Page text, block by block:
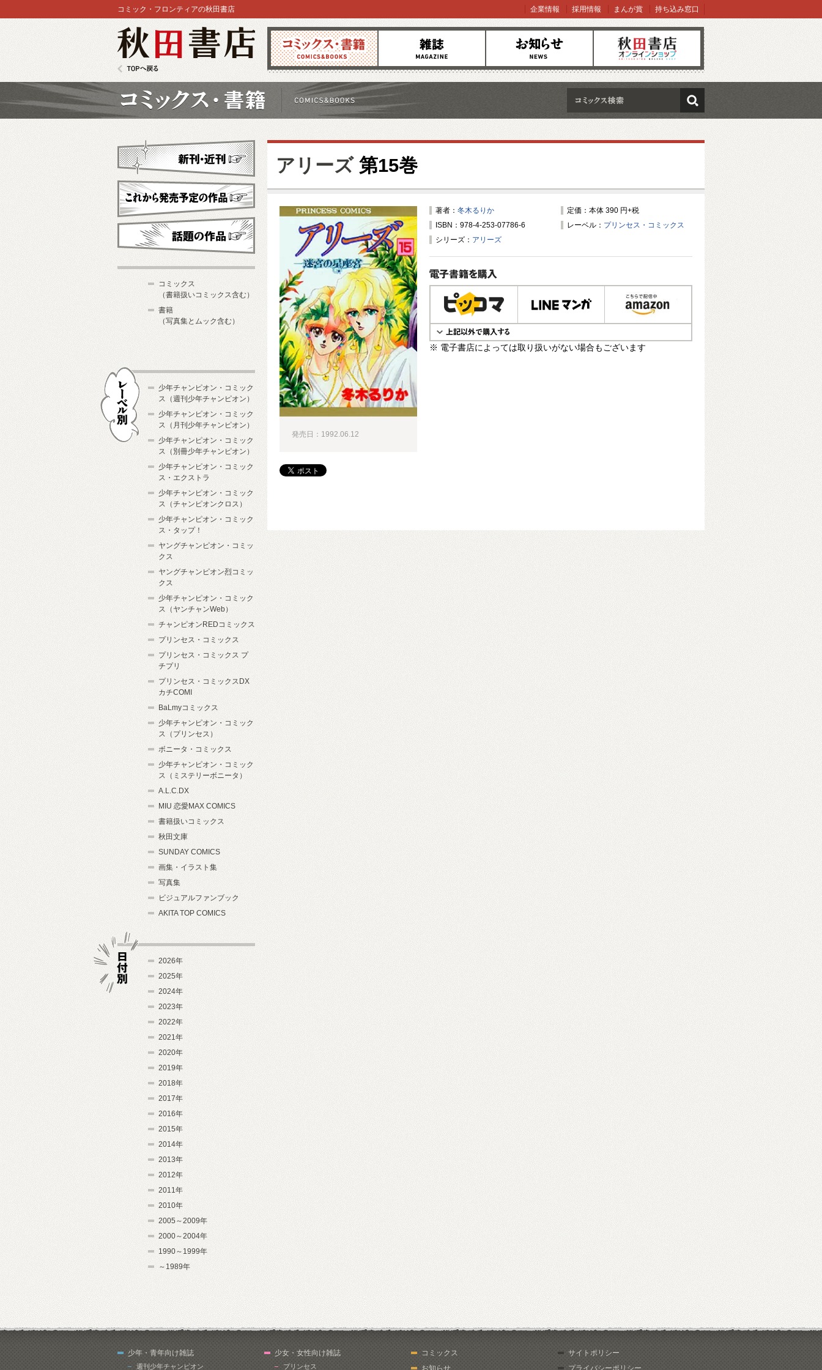
コミックス 雑誌 お知らせ オンラインショップ
コミック・フロンティアの秋田書店 企業情報 採用情報 まんが賞 持ち込み窓口
検索
アリーズ第15巻
著者： 冬木るりか
定価：本体 390 円+税
ISBN：978-4-253-07786-6
レーベル： プリンセス・コミックス
シリーズ： アリーズ
電子書籍で購入
※ 電子書店によっては取り扱いがない場合もございます
発売日：1992.06.12
新刊・近刊
これから発売予定
コミックス
（書籍扱いコミックス含む）
書籍
（写真集とムック含む）
少年チャンピオン・コミック
ス（週刊少年チャンピオン）
少年チャンピオン・コミック
ス（月刊少年チャンピオン）
少年チャンピオン・コミック
ス（別冊少年チャンピオン）
少年チャンピオン・コミック
ス・エクストラ
少年チャンピオン・コミック
ス（チャンピオンクロス）
少年チャンピオン・コミック
ス・タップ！
ヤングチャンピオン・コミッ
クス
ヤングチャンピオン烈コミッ
クス
少年チャンピオン・コミック
ス（ヤンチャンWeb）
チャンピオンREDコミックス
プリンセス・コミックス
プリンセス・コミックス プ
チプリ
プリンセス・コミックスDX
カチCOMI
BaLmyコミックス
少年チャンピオン・コミック
ス（プリンセス）
ボニータ・コミックス
少年チャンピオン・コミック
ス（ミステリーボニータ）
A.L.C.DX
MIU 恋愛MAX COMICS
書籍扱いコミックス
秋田文庫
SUNDAY COMICS
画集・イラスト集
写真集
ビジュアルファンブック
AKITA TOP COMICS
2026年
2025年
2024年
2023年
2022年
2021年
2020年
2019年
2018年
2017年
2016年
2015年
2014年
2013年
2012年
2011年
2010年
2005～2009年
2000～2004年
1990～1999年
～1989年
少年・青年向け雑誌
週刊少年チャンピオン
少女・女性向け雑誌
プリンセス
コミックス
お知らせ
サイトポリシー
プライバシーポリシー